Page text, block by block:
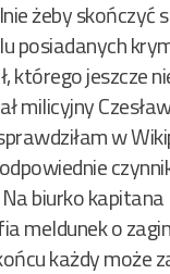
żeby
posiadanych
którego jeszcze
w
biurko
meldunek o
każdy może